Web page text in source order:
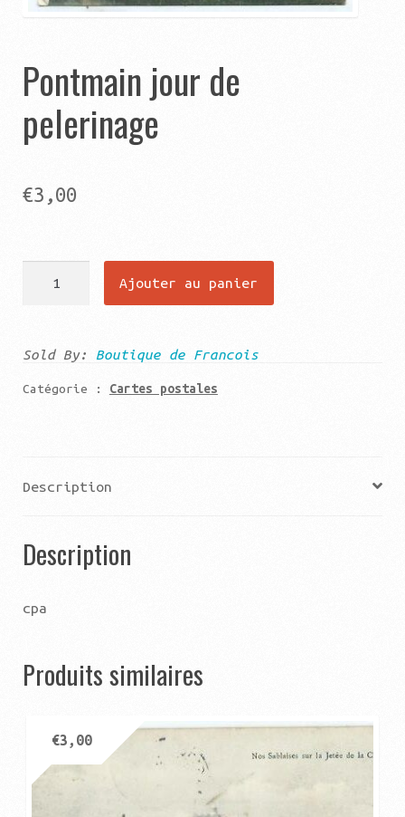
Pontmain jour de
pelerinage
€3,00
jour
pelerinage
Ajouter au panier
Sold By: Boutique de Francois
Catégorie : Cartes postales
Description
Description
cpa
Produits similaires
€3,00